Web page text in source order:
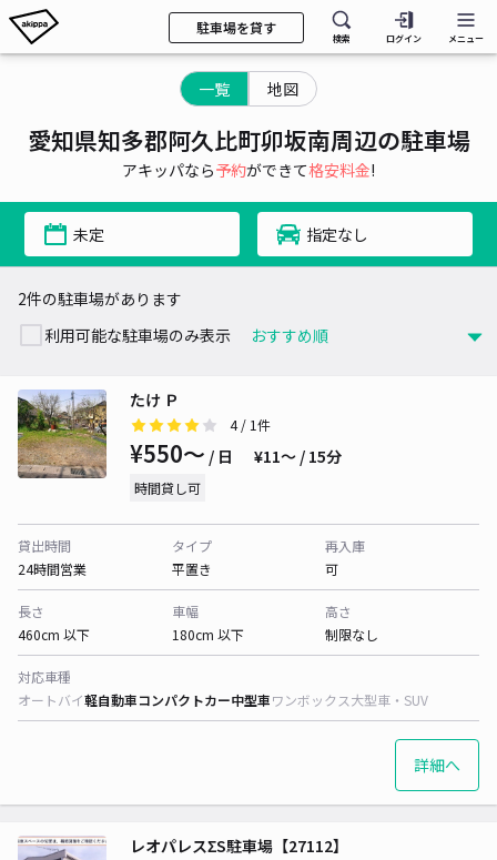
駐車場を貸す
検索 ログイン メニュー
一覧 地図
愛知県知多郡阿久比町卯坂南周辺の駐車場
アキッパなら予約ができて格安料金!
未定 指定なし
2件の駐車場があります
利用可能な駐車場のみ表示
たけ Ｐ
4/ 1件
¥550〜 / 日 ¥11〜 / 15分
時間貸し可
貸出時間
24時間営業
タイプ
平置き
再入庫
可
長さ
460cm 以下
車幅
180cm 以下
高さ
制限なし
対応車種
オートバイ軽自動車コンパクトカー中型車ワンボックス大型車・SUV
詳細へ
レオパレスΣS駐車場【27112】